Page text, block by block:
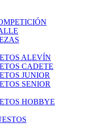
ALEVÍN
CADETE
JUNIOR
SENIOR
HOBBYE